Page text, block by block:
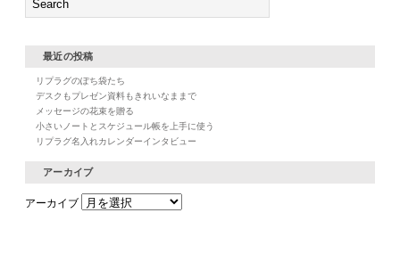
最近の投稿
リプラグのぽち袋たち
デスクもプレゼン資料もきれいなままで
メッセージの花束を贈る
小さいノートとスケジュール帳を上手に使う
リプラグ名入れカレンダーインタビュー
アーカイブ
アーカイブ